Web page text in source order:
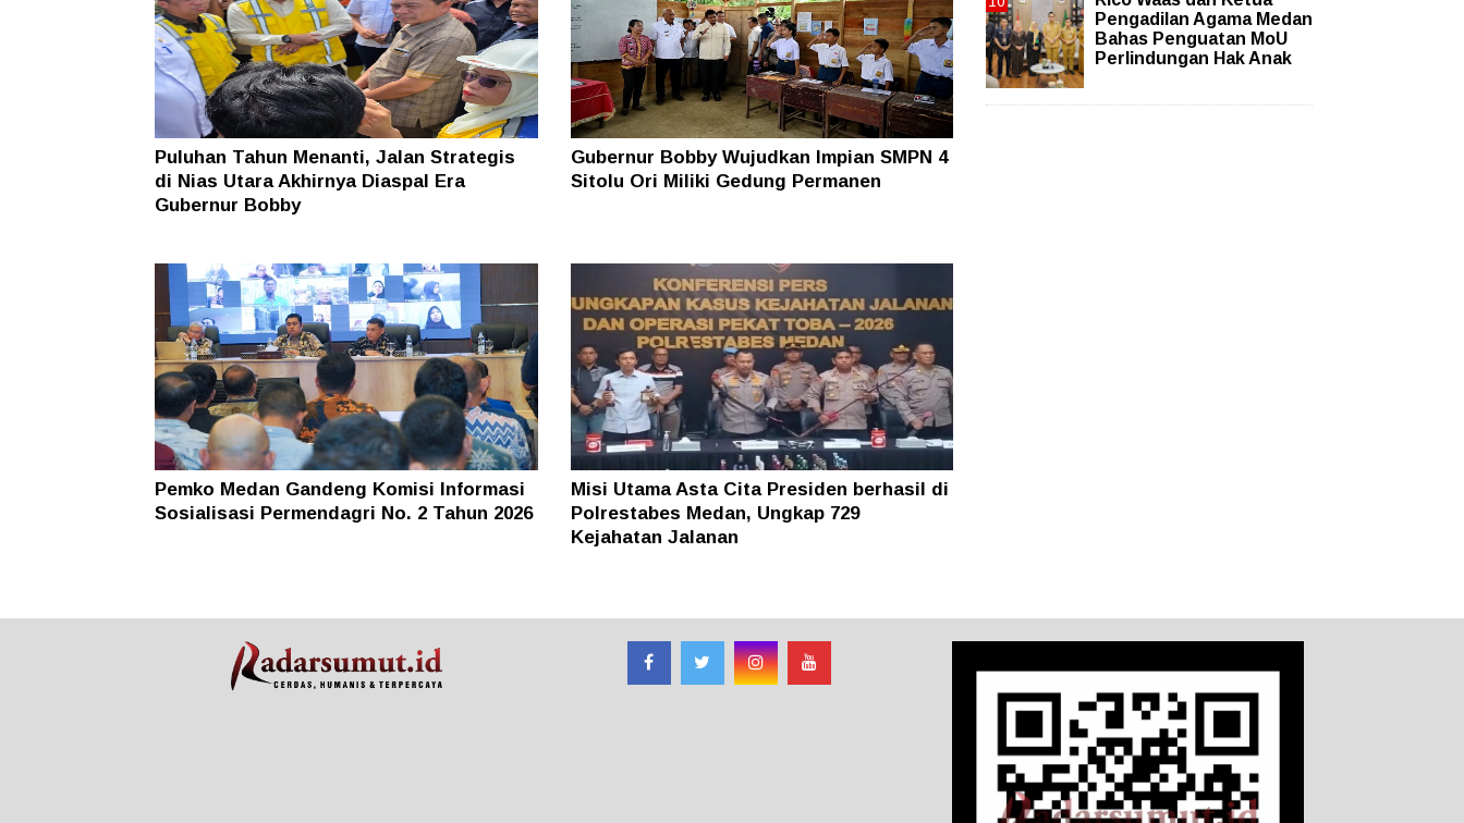
Puluhan Tahun Menanti, Jalan Strategis
di Nias Utara Akhirnya Diaspal Era
Gubernur Bobby
Gubernur Bobby Wujudkan Impian SMPN 4
Sitolu Ori Miliki Gedung Permanen
Pemko Medan Gandeng Komisi Informasi
Sosialisasi Permendagri No. 2 Tahun 2026
Misi Utama Asta Cita Presiden berhasil di
Polrestabes Medan, Ungkap 729
Kejahatan Jalanan
Pengadilan Agama Medan
Bahas Penguatan MoU
Perlindungan Hak Anak